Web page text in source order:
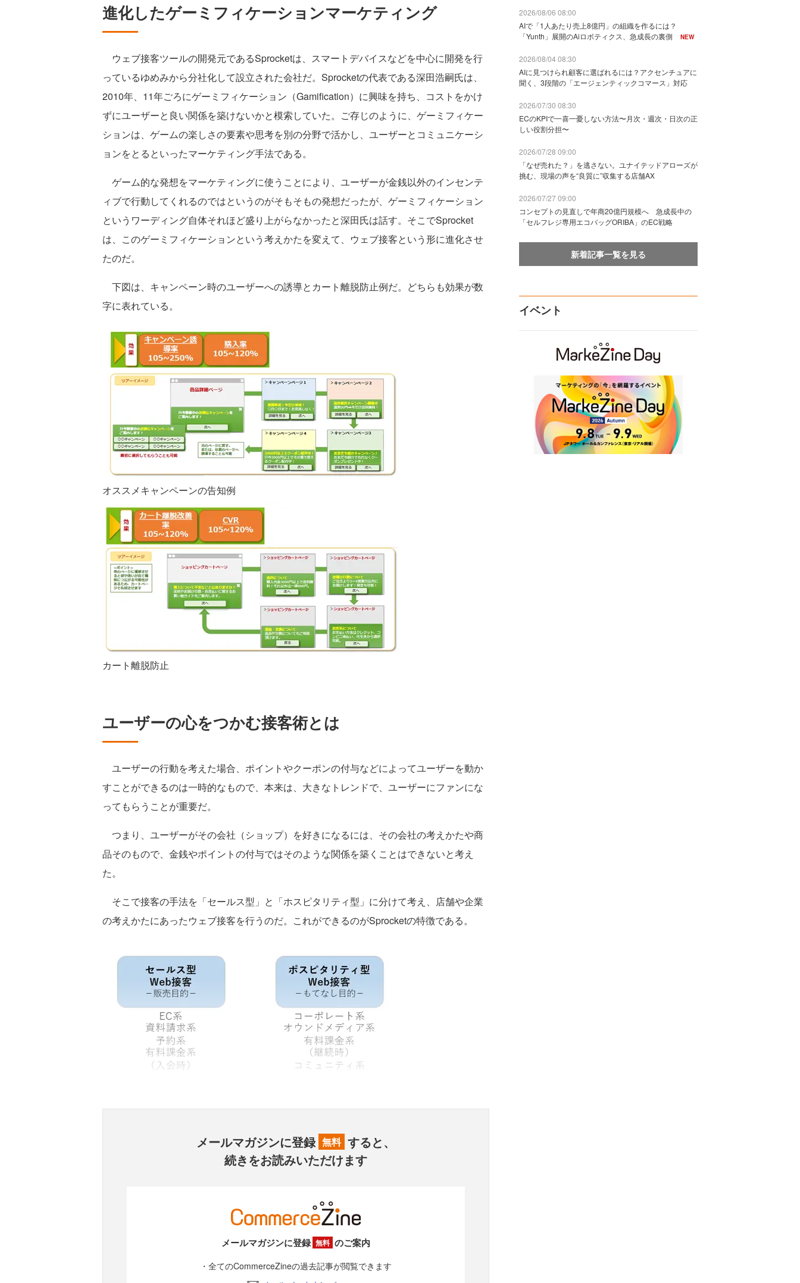
進化したゲーミフィケーションマーケティング
ウェブ接客ツールの開発元であるSprocketは、スマートデバイスなどを中心に開発を行
っているゆめみから分社化して設立された会社だ。Sprocketの代表である深田浩嗣氏は、
2010年、11年ごろにゲーミフィケーション（Gamification）に興味を持ち、コストをかけ
ずにユーザーと良い関係を築けないかと模索していた。ご存じのように、ゲーミフィケー
ションは、ゲームの楽しさの要素や思考を別の分野で活かし、ユーザーとコミュニケーシ
ョンをとるといったマーケティング手法である。
ゲーム的な発想をマーケティングに使うことにより、ユーザーが金銭以外のインセンテ
ィブで行動してくれるのではというのがそもそもの発想だったが、ゲーミフィケーション
というワーディング自体それほど盛り上がらなかったと深田氏は話す。そこでSprocket
は、このゲーミフィケーションという考えかたを変えて、ウェブ接客という形に進化させ
たのだ。
下図は、キャンペーン時のユーザーへの誘導とカート離脱防止例だ。どちらも効果が数
字に表れている。
オススメキャンペーンの告知例
カート離脱防止
ユーザーの心をつかむ接客術とは
ユーザーの行動を考えた場合、ポイントやクーポンの付与などによってユーザーを動か
すことができるのは一時的なもので、本来は、大きなトレンドで、ユーザーにファンにな
ってもらうことが重要だ。
つまり、ユーザーがその会社（ショップ）を好きになるには、その会社の考えかたや商
品そのもので、金銭やポイントの付与ではそのような関係を築くことはできないと考え
た。
そこで接客の手法を「セールス型」と「ホスピタリティ型」に分けて考え、店舗や企業
の考えかたにあったウェブ接客を行うのだ。これができるのがSprocketの特徴である。
メールマガジンに登録 無料 すると、
続きをお読みいただけます
メールマガジンに登録 無料 のご案内
・全てのCommerceZineの過去記事が閲覧できます
2026/08/06 08:00
AIで「1人あたり売上8億円」の組織を作るには？
「Yunth」展開のAiロボティクス、急成長の裏側
NEW
2026/08/04 08:30
AIに見つけられ顧客に選ばれるには？アクセンチュアに
聞く、3段階の「エージェンティックコマース」対応
2026/07/30 08:30
ECのKPIで一喜一憂しない方法〜月次・週次・日次の正
しい役割分担〜
2026/07/28 09:00
「なぜ売れた？」を逃さない。ユナイテッドアローズが
挑む、現場の声を“良質に”収集する店舗AX
2026/07/27 09:00
コンセプトの見直しで年商20億円規模へ 急成長中の
「セルフレジ専用エコバッグORIBA」のEC戦略
新着記事一覧を見る
イベント